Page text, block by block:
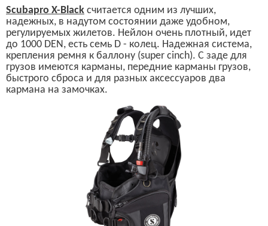
Scubapro X-Black считается одним из лучших,
надежных, в надутом состоянии даже удобном,
регулируемых жилетов. Нейлон очень плотный, идет
до 1000 DEN, есть семь D - колец. Надежная система,
крепления ремня к баллону (super cinch). С заде для
грузов имеются карманы, передние карманы грузов,
быстрого сброса и для разных аксессуаров два
кармана на замочках.